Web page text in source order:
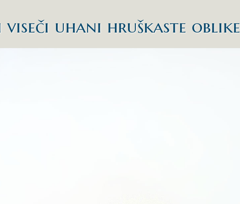
uhani hruškaste oblike